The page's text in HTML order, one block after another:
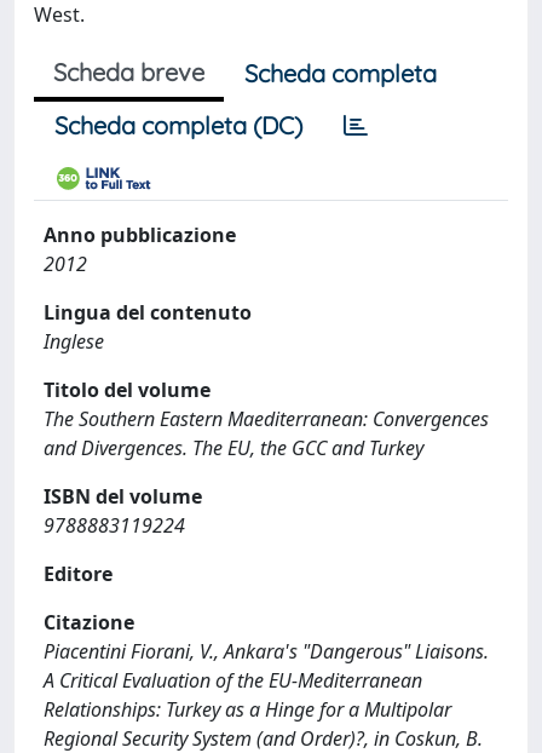
West.
Scheda breve
Scheda completa
Scheda completa (DC)
Anno pubblicazione
2012
Lingua del contenuto
Inglese
Titolo del volume
The Southern Eastern Maediterranean: Convergences
and Divergences. The EU, the GCC and Turkey
ISBN del volume
9788883119224
Editore
Citazione
Piacentini Fiorani, V., Ankara's "Dangerous" Liaisons.
A Critical Evaluation of the EU-Mediterranean
Relationships: Turkey as a Hinge for a Multipolar
Regional Security System (and Order)?, in Coskun, B.